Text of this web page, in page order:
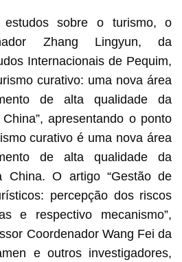
sobre o turismo, o
Zhang Lingyun, da
Internacionais de Pequim,
curativo: uma nova área
de alta qualidade da
apresentando o ponto
curativo é uma nova área
de alta qualidade da
China. O artigo “Gestão de
percepção dos riscos
e respectivo mecanismo”,
Coordenador Wang Fei da
e outros investigadores,